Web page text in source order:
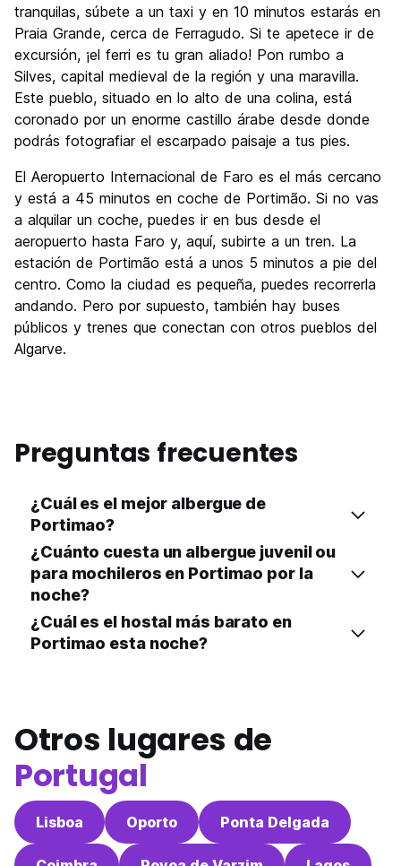
tranquilas, súbete a un taxi y en 10 minutos estarás en
Praia Grande, cerca de Ferragudo. Si te apetece ir de
excursión, ¡el ferri es tu gran aliado! Pon rumbo a
Silves, capital medieval de la región y una maravilla.
Este pueblo, situado en lo alto de una colina, está
coronado por un enorme castillo árabe desde donde
podrás fotografiar el escarpado paisaje a tus pies.
El Aeropuerto Internacional de Faro es el más cercano
y está a 45 minutos en coche de Portimão. Si no vas
a alquilar un coche, puedes ir en bus desde el
aeropuerto hasta Faro y, aquí, subirte a un tren. La
estación de Portimão está a unos 5 minutos a pie del
centro. Como la ciudad es pequeña, puedes recorrerla
andando. Pero por supuesto, también hay buses
públicos y trenes que conectan con otros pueblos del
Algarve.
Preguntas frecuentes
¿Cuál es el mejor albergue de
Portimao?
¿Cuánto cuesta un albergue juvenil ou
para mochileros en Portimao por la
noche?
¿Cuál es el hostal más barato en
Portimao esta noche?
Otros lugares de
Portugal
Lisboa Oporto Ponta Delgada